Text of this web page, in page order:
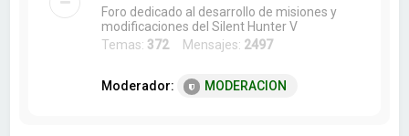
Foro dedicado al desarrollo de misiones y
modificaciones del Silent Hunter V
Temas: 372Mensajes: 2497
Moderador: MODERACION